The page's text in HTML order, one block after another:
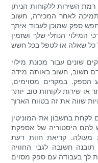
השירות ללקוחות הניתן
לאחר המכירה, חשוב
ספק שמוכן לעבוד איתך
המילוי הנוזלי שלך ושזמין
שונים עבור מכונת מילוי
חשוב, חשוב באותה מידה
הספק. במקרים מסוימים,
או שירות לקוחות טוב יותר
לקחת בחשבון את המוניטין
להם היסטוריה של אספקת
מעולה. קריאת חוות דעת
חשובה לגבי החוויה